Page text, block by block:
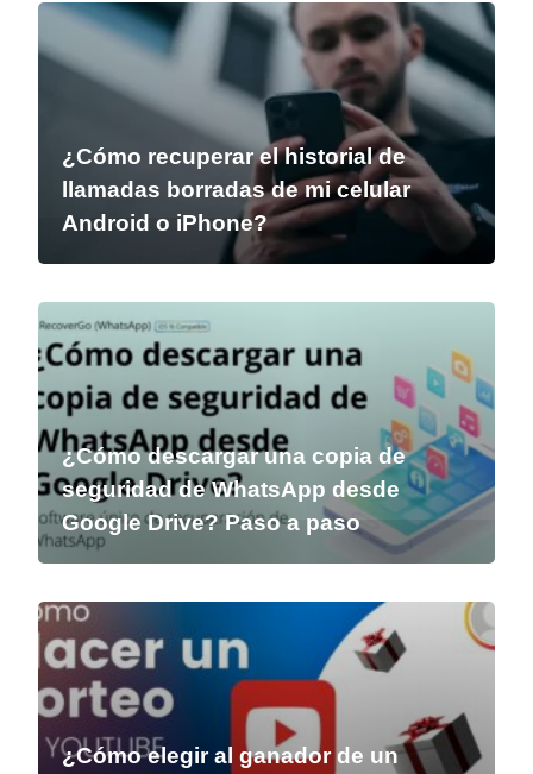
¿Cómo recuperar el historial de
llamadas borradas de mi celular
Android o iPhone?
¿Cómo descargar una copia de
seguridad de WhatsApp desde
Google Drive? Paso a paso
¿Cómo elegir al ganador de un